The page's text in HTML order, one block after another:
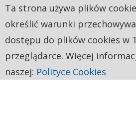
Ta strona używa plików
określić warunki
dostępu do plików cookies w
przeglądarce. Więcej
naszej: Polityce Cookies